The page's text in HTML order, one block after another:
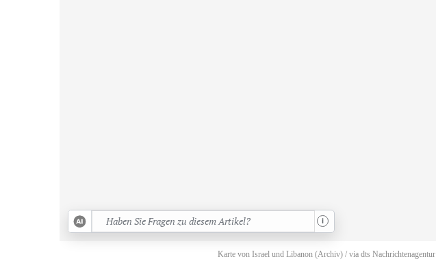
Karte von Israel und Libanon (Archiv) / via dts Nachrichtenagentur
i